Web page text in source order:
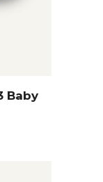
Baby